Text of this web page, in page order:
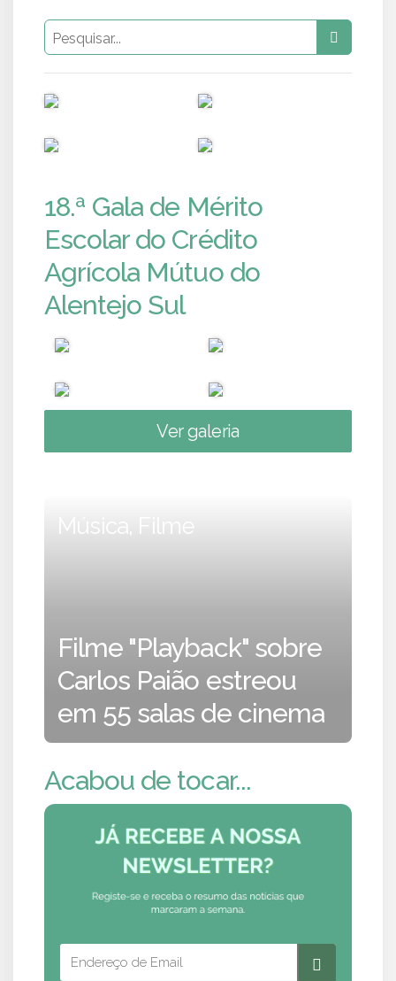
18.ª Gala de Mérito
Escolar do Crédito
Agrícola Mútuo do
Alentejo Sul
Ver galeria
Música, Filme
Filme "Playback" sobre
Carlos Paião estreou
em 55 salas de cinema
Acabou de tocar...